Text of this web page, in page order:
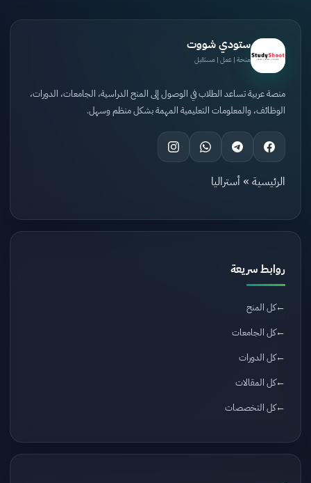
ستودي شووت
منحة | عمل | مستقبل
منصة عربية تساعد الطلاب في الوصول إلى المنح الدراسية، الجامعات، الدورات،
الوظائف، والمعلومات التعليمية المهمة بشكل منظم وسهل.
الرئيسية » أستراليا
روابط سريعة
كل المنح
كل الجامعات
كل الدورات
كل المقالات
كل التخصصات